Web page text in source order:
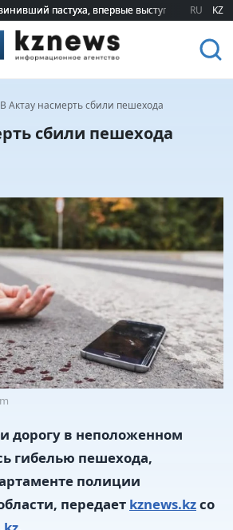
пастуха, впервые выступил
пастуха, впервые выступил RU KZ
В Актау насмерть сбили пешехода
сбили пешехода
дорогу в неположенном
гибелью пешехода,
полиции
передает kznews.kzсо